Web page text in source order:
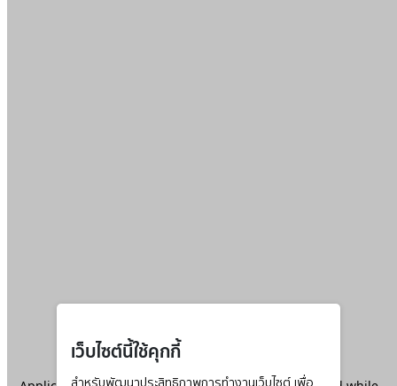
เว็บไซต์นี้ใช้คุกกี้
สำหรับพัฒนาประสิทธิภาพการทำงานเว็บไซต์ เพื่อ